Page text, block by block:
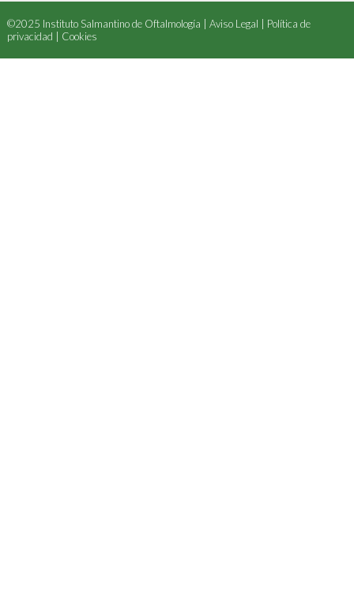
©2025 Instituto Salmantino de Oftalmología | Aviso Legal
Política de
privacidad
Cookies